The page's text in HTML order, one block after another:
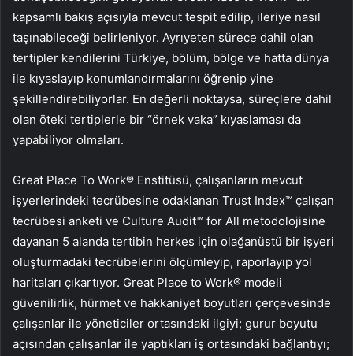
kapsamlı bakış açısıyla mevcut tespit edilip, ileriye nasıl
taşınabileceği belirleniyor. Ayrıyeten sürece dahil olan
tertipler kendilerini Türkiye, bölüm, bölge ve hatta dünya
ile kıyaslayıp konumlandırmalarını öğrenip yine
şekillendirebiliyorlar. En değerli noktaysa, süreçlere dahil
olan öteki tertiplerle bir “örnek vaka” kıyaslaması da
yapabiliyor olmaları.
Great Place To Work® Enstitüsü, çalışanların mevcut
işyerlerindeki tecrübesine odaklanan Trust Index™ çalışan
tecrübesi anketi ve Culture Audit™ for All metodolojisine
dayanan 5 alanda tertibin herkes için olağanüstü bir işyeri
oluşturmadaki tecrübelerini ölçümleyip, raporlayıp yol
haritaları çıkartıyor. Great Place to Work® modeli
güvenilirlik, hürmet ve hakkaniyet boyutları çerçevesinde
çalışanlar ile yöneticiler ortasındaki ilgiyi; gurur boyutu
açısından çalışanlar ile yaptıkları iş ortasındaki bağlantıyı;